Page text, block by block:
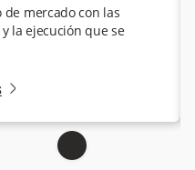
mercado con las
la ejecución que se
angle-right-small